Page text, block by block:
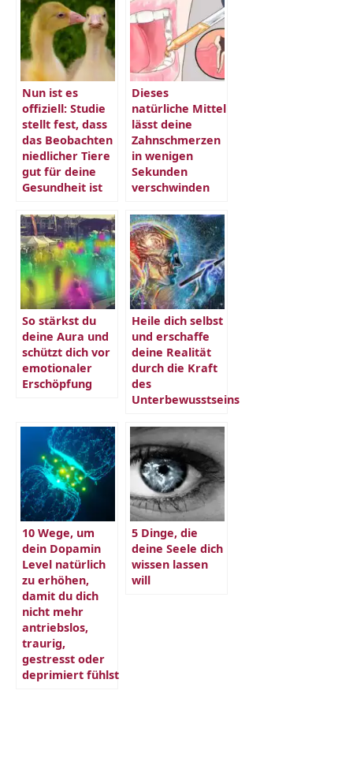
Nun ist es
offiziell: Studie
stellt fest, dass
das Beobachten
niedlicher Tiere
gut für deine
Gesundheit ist
Dieses
natürliche Mittel
lässt deine
Zahnschmerzen
in wenigen
Sekunden
verschwinden
So stärkst du
deine Aura und
schützt dich vor
emotionaler
Erschöpfung
Heile dich selbst
und erschaffe
deine Realität
durch die Kraft
des
Unterbewusstseins
10 Wege, um
dein Dopamin
Level natürlich
zu erhöhen,
damit du dich
nicht mehr
antriebslos,
traurig,
gestresst oder
deprimiert fühlst
5 Dinge, die
deine Seele dich
wissen lassen
will